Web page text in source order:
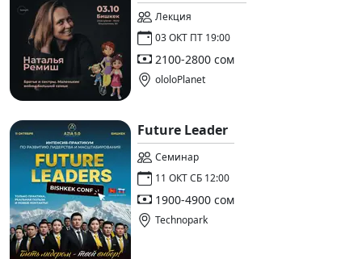
Лекция
03 ОКТ ПТ 19:00
2100-2800 сом
ololoPlanet
Future Leader
Семинар
11 ОКТ СБ 12:00
1900-4900 сом
Technopark